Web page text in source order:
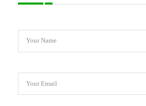
Your Name
Your Email